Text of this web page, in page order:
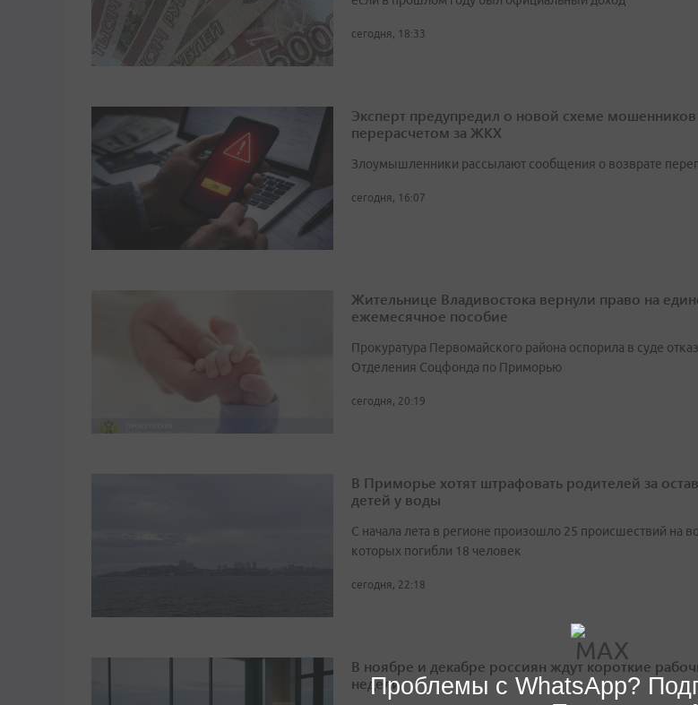
сегодня, 18:33
Эксперт предупредил о новой схеме мошенников
перерасчетом за ЖКХ
Злоумышленники рассылают сообщения о возврате
сегодня, 16:07
Жительнице Владивостока вернули право на
ежемесячное пособие
Прокуратура Первомайского района оспорила в суде отказ
Отделения Соцфонда по Приморью
сегодня, 20:19
В Приморье хотят штрафовать родителей за
детей у воды
С начала лета в регионе произошло 25 происшествий на
которых погибли 18 человек
сегодня, 22:18
В ноябре и декабре россиян ждут короткие
недели
Проблемы с WhatsApp?